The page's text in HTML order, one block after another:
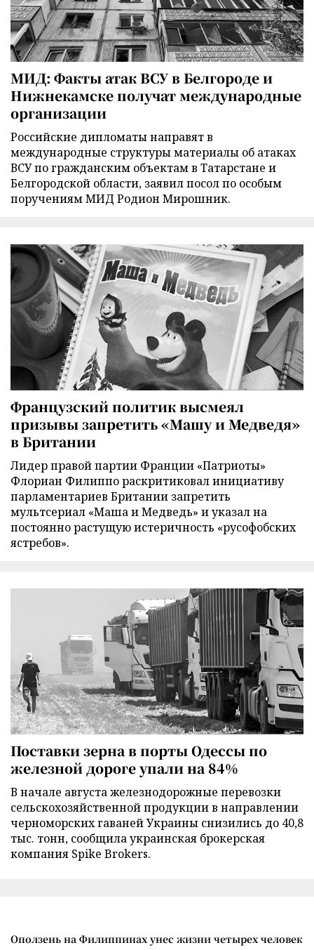
МИД: Факты атак ВСУ в Белгороде и
Нижнекамске получат международные
организации
Российские дипломаты направят в
международные структуры материалы об атаках
ВСУ по гражданским объектам в Татарстане и
Белгородской области, заявил посол по особым
поручениям МИД Родион Мирошник.
Французский политик высмеял
призывы запретить «Машу и Медведя»
в Британии
Лидер правой партии Франции «Патриоты»
Флориан Филиппо раскритиковал инициативу
парламентариев Британии запретить
мультсериал «Маша и Медведь» и указал на
постоянно растущую истеричность «русофобских
ястребов».
Поставки зерна в порты Одессы по
железной дороге упали на 84%
В начале августа железнодорожные перевозки
сельскохозяйственной продукции в направлении
черноморских гаваней Украины снизились до 40,8
тыс. тонн, сообщила украинская брокерская
компания Spike Brokers.
Оползень на Филиппинах унес жизни четырех человек